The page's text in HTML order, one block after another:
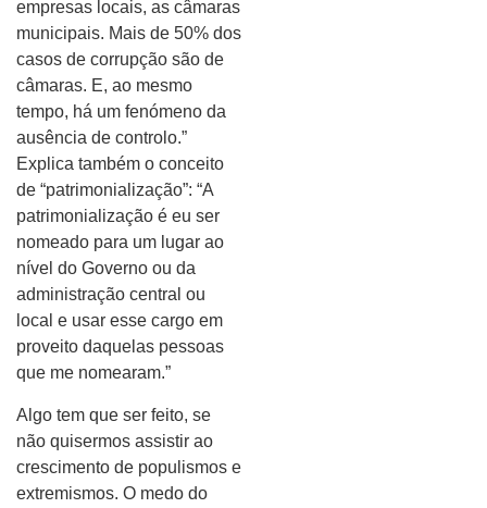
empresas locais, as câmaras
municipais. Mais de 50% dos
casos de corrupção são de
câmaras. E, ao mesmo
tempo, há um fenómeno da
ausência de controlo.”
Explica também o conceito
de “patrimonialização”: “A
patrimonialização é eu ser
nomeado para um lugar ao
nível do Governo ou da
administração central ou
local e usar esse cargo em
proveito daquelas pessoas
que me nomearam.”
Algo tem que ser feito, se
não quisermos assistir ao
crescimento de populismos e
extremismos. O medo do